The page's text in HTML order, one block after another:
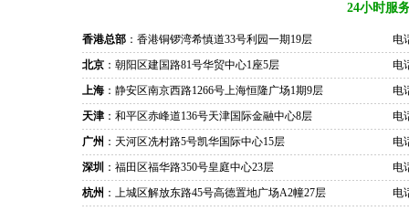
24小时服
香港总部 ：香港铜锣湾希慎道33号利园一期19层
电
北京 ：朝阳区建国路81号华贸中心1座5层
电
上海 ：静安区南京西路1266号上海恒隆广场1期9层
电
天津 ：和平区赤峰道136号天津国际金融中心8层
电
广州 ：天河区冼村路5号凯华国际中心15层
电
深圳 ：福田区福华路350号皇庭中心23层
电
杭州 ：上城区解放东路45号高德置地广场A2幢27层
电